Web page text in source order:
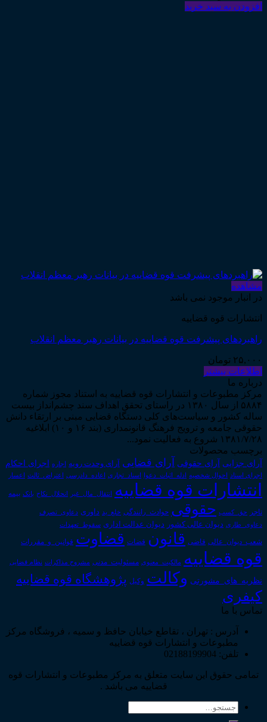
افزودن به سبد خرید
مشاهده
در انبار موجود نمی باشد
انتشارات قوه قضاییه
راهبردهای پیشرفت قوه قضاییه در بیانات رهبر معظم انقلاب
۲۵,۰۰۰ تومان
اطلاعات بیشتر
درباره ما
مرکز مطبوعات و انتشارات قوه قضاییه به استناد مجوز شماره
۵۸۸۴ از سال ۱۳۸۰ در راستای تحقق اهداف سند چشم‌انداز بیست
ساله کشور و سیاست‌های کلی دستگاه قضایی مبنی بر ارتقاء دانش
حقوقی جامعه و ترویج فرهنگ قانونمداری (بند ۱۶ و ۱۰) ابلاغیه
۱۳۸۱/۷/۲۸ شروع به فعالیت نمود...
برچسب محصولات
آرای جزایی آرای حقوقی آرای قضایی آرای وحدت رویه اجاره اجرای احکام
اجرای اسناد احوال شخصیه ادله_اثبات_دعوا اسناد_تجاری اعاده_دادرسی اعتراض_ثالث اعسار
انتشارات قوه قضاییه انتقال_مال_غیر انحلال_نکاح بانک بیمه
تاجر حق_کسب حقوقی حوادث_رانندگی خلع_ید داوری دعاوی_تصرف
دعاوی_طاری دیوان عالی کشور دیوان عدالت اداری سقوط_تعهدات
شعب_دیوان_عالی قاضی قانون قضات قضاوت قوانین_و_مقررات
قوه قضاییه مالکیت_معنوی مسئولیت_مدنی مشروح مذاکرات نظام قضایی
نظریه_های_مشورتی وکالت وکیل پژوهشگاه قوه قضاییه
کیفری
تماس با ما
آدرس : تهران ، تقاطع خیابان حافظ و سمیه ، فروشگاه مرکز
مطبوعات و انتشارات قوه قضاییه
تلفن: 02188199904
تمامی حقوق این سایت متعلق به مرکز مطبوعات و انتشارات قوه
قضاییه می باشد .
جستجو